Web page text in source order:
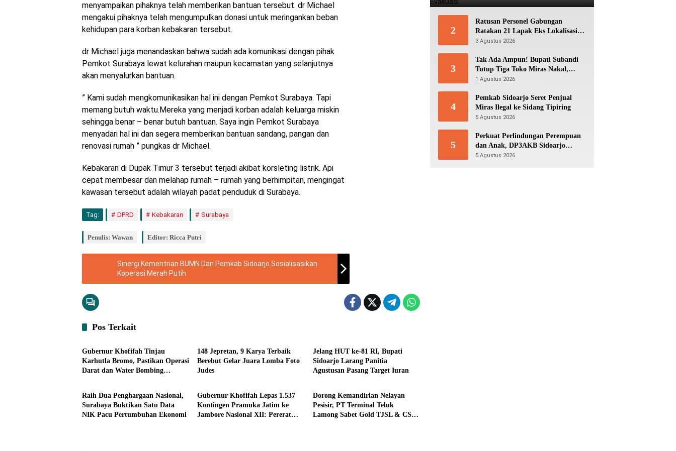
menyampaikan pihaknya telah memberikan bantuan tersebut. dr Michael
mengakui pihaknya telah mengumpulkan donasi untuk meringankan beban
kehidupan para korban kebakaran tersebut.
dr Michael juga menandaskan bahwa sudah ada komunikasi dengan pihak
Pemkot Surabaya lewat kelurahan maupun kecamatan yang selanjutnya
akan menyalurkan bantuan.
” Kami sudah mengkomunikasikan hal ini dengan Pemkot Surabaya. Tapi
memang butuh waktu.Mereka yang menjadi korban adalah keluarga miskin
sehingga benar – benar butuh bantuan. Saya ingin Pemkot Surabaya
menyadari hal ini dan segera memberikan bantuan sandang, pangan dan
renovasi rumah ” pungkas dr Michael.
Kebakaran di Dupak Timur 3 tersebut terjadi akibat korsleting listrik. Api
cepat membesar dan melahap rumah – rumah yang berhimpitan, mengingat
kawasan tersebut adalah wilayah padat penduduk di Surabaya.
Tag: DPRD Kebakaran Surabaya
Penulis: Wawan Editor: Ricca Putri
Sinergi Kementrian BUMN Dan Pemkab Sidoarjo Sosialisasikan
Koperasi Merah Putih
Pos Terkait
Headline
Gubernur Khofifah Tinjau
Karhutla Bromo, Pastikan Operasi
Darat dan Water Bombing
148 Jepretan, 9 Karya Terbaik
Berebut Gelar Juara Lomba Foto
Judes
Jelang HUT ke-81 RI, Bupati
Sidoarjo Larang Panitia
Agustusan Pasang Target Iuran
Raih Dua Penghargaan Nasional,
Surabaya Buktikan Satu Data
NIK Pacu Pertumbuhan Ekonomi
Gubernur Khofifah Lepas 1.537
Kontingen Pramuka Jatim ke
Jambore Nasional XII: Pererat
Ekonomi
Dorong Kemandirian Nelayan
Pesisir, PT Terminal Teluk
Lamong Sabet Gold TJSL & CSR
2
Ratusan Personel Gabungan
Ratakan 21 Lapak Eks Lokalisasi
Krengseng
3 Agustus 2026
3
Tak Ada Ampun! Bupati Subandi
Tutup Tiga Toko Miras Nakal,
Ratusan Botol Disita
1 Agustus 2026
4
Pemkab Sidoarjo Seret Penjual
Miras Ilegal ke Sidang Tipiring
5 Agustus 2026
5
Perkuat Perlindungan Perempuan
dan Anak, DP3AKB Sidoarjo
Bangun Jejaring hingga Tingkat
5 Agustus 2026